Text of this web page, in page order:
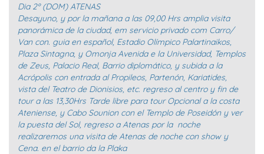
Dia 2º (DOM) ATENAS
Desayuno, y por la mañana a las 09,00 Hrs amplia visita
panorámica de la ciudad, em servicio privado com Carro/
Van con. guia en español, Estadio Olímpico Palartinaikos,
Plaza Sintagna, y Omonja Avenida e la Universidad, Templos
de Zeus, Palacio Real, Barrio diplomático, y subida a la
Acrópolis con entrada al Propileos, Partenón, Kariatides,
vista del Teatro de Dionisios, etc. regreso al centro y fin de
tour a las 13,30Hrs Tarde libre para tour Opcional a la costa
Ateniense, y Cabo Sounion con el Templo de Poseidón y ver
la puesta del Sol, regreso a Atenas por la noche
realizaremos una visita de Atenas de noche con show y
Cena. en el barrio da la Plaka